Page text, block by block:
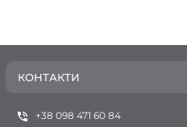
КОНТАКТИ
+38 098 471 60 84